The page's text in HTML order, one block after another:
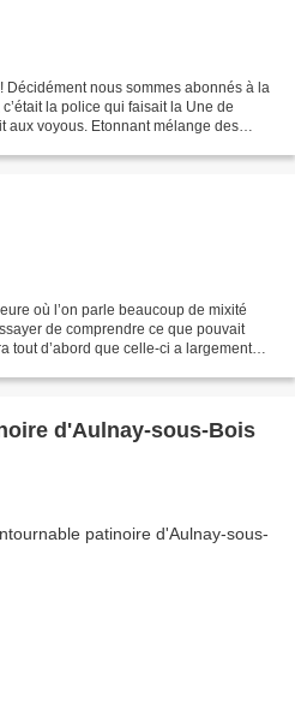
Décidément nous sommes abonnés à la
la police qui faisait la Une de
aux voyous. Etonnant mélange des
où l’on parle beaucoup de mixité
de comprendre ce que pouvait
tout d’abord que celle-ci a largement
d'Aulnay-sous-Bois